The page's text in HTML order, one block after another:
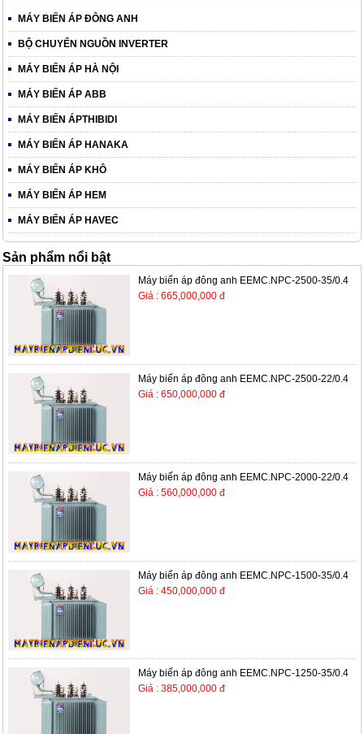
MÁY BIẾN ÁP ĐÔNG ANH
BỘ CHUYỂN NGUỒN INVERTER
MÁY BIẾN ÁP HÀ NỘI
MÁY BIẾN ÁP ABB
MÁY BIẾN ÁPTHIBIDI
MÁY BIẾN ÁP HANAKA
MÁY BIẾN ÁP KHÔ
MÁY BIẾN ÁP HEM
MÁY BIẾN ÁP HAVEC
Sản phẩm nổi bật
Máy biến áp đông anh EEMC.NPC-2500-35/0.4
Giá : 665,000,000 đ
Máy biến áp đông anh EEMC.NPC-2500-22/0.4
Giá : 650,000,000 đ
Máy biến áp đông anh EEMC.NPC-2000-22/0.4
Giá : 560,000,000 đ
Máy biến áp đông anh EEMC.NPC-1500-35/0.4
Giá : 450,000,000 đ
Máy biến áp đông anh EEMC.NPC-1250-35/0.4
Giá : 385,000,000 đ